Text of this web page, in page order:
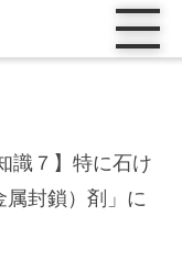
識７】特に石け
属封鎖）剤」に